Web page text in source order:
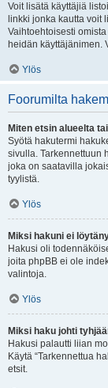
Voit lisätä käyttäjiä
linkki jonka kautta voit
Vaihtoehtoisesti
heidän käyttäjänimen.
Ylös
Foorumilta
Miten etsin alueelta
Syötä hakutermi
sivulla. Tarkennettuun
joka on saatavilla
tyylistä.
Ylös
Miksi hakuni ei
Hakusi oli
joita phpBB ei ole
valintoja.
Ylös
Miksi haku johti
Hakusi palautti liian
Käytä “Tarkennettua
etsit.